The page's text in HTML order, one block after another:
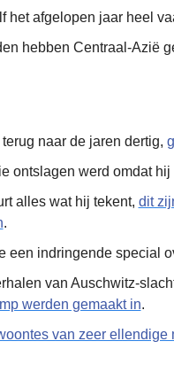
het afgelopen jaar heel
hebben Centraal-Azië
naar de jaren dertig,
ontslagen werd omdat hij
alles wat hij tekent, dit
.
een indringende special
van Auschwitz-
werden gemaakt in.
van zeer ellendige